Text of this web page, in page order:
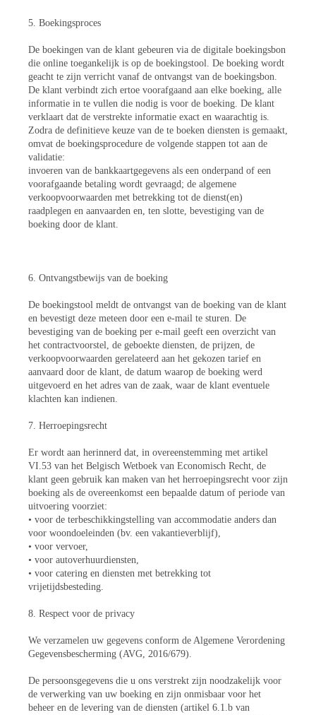
5. Boekingsproces
De boekingen van de klant gebeuren via de digitale boekingsbon
die online toegankelijk is op de boekingstool. De boeking wordt
geacht te zijn verricht vanaf de ontvangst van de boekingsbon.
De klant verbindt zich ertoe voorafgaand aan elke boeking, alle
informatie in te vullen die nodig is voor de boeking. De klant
verklaart dat de verstrekte informatie exact en waarachtig is.
Zodra de definitieve keuze van de te boeken diensten is gemaakt,
omvat de boekingsprocedure de volgende stappen tot aan de
validatie:
invoeren van de bankkaartgegevens als een onderpand of een
voorafgaande betaling wordt gevraagd; de algemene
verkoopvoorwaarden met betrekking tot de dienst(en)
raadplegen en aanvaarden en, ten slotte, bevestiging van de
boeking door de klant.
6. Ontvangstbewijs van de boeking
De boekingstool meldt de ontvangst van de boeking van de klant
en bevestigt deze meteen door een e-mail te sturen. De
bevestiging van de boeking per e-mail geeft een overzicht van
het contractvoorstel, de geboekte diensten, de prijzen, de
verkoopvoorwaarden gerelateerd aan het gekozen tarief en
aanvaard door de klant, de datum waarop de boeking werd
uitgevoerd en het adres van de zaak, waar de klant eventuele
klachten kan indienen.
7. Herroepingsrecht
Er wordt aan herinnerd dat, in overeenstemming met artikel
VI.53 van het Belgisch Wetboek van Economisch Recht, de
klant geen gebruik kan maken van het herroepingsrecht voor zijn
boeking als de overeenkomst een bepaalde datum of periode van
uitvoering voorziet:
• voor de terbeschikkingstelling van accommodatie anders dan
voor woondoeleinden (bv. een vakantieverblijf),
• voor vervoer,
• voor autoverhuurdiensten,
• voor catering en diensten met betrekking tot
vrijetijdsbesteding.
8. Respect voor de privacy
We verzamelen uw gegevens conform de Algemene Verordening
Gegevensbescherming (AVG, 2016/679).
De persoonsgegevens die u ons verstrekt zijn noodzakelijk voor
de verwerking van uw boeking en zijn onmisbaar voor het
beheer en de levering van de diensten (artikel 6.1.b van